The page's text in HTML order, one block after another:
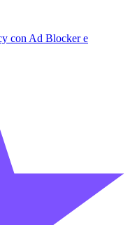
con Ad Blocker e